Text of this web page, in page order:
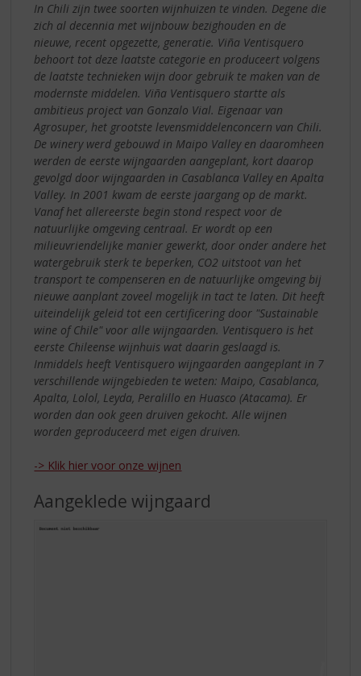
In Chili zijn twee soorten wijnhuizen te vinden. Degene die
zich al decennia met wijnbouw bezighouden en de
nieuwe, recent opgezette, generatie. Viña Ventisquero
behoort tot deze laatste categorie en produceert volgens
de laatste technieken wijn door gebruik te maken van de
modernste middelen. Viña Ventisquero startte als
ambitieus project van Gonzalo Vial. Eigenaar van
Agrosuper, het grootste levensmiddelenconcern van Chili.
De winery werd gebouwd in Maipo Valley en daaromheen
werden de eerste wijngaarden aangeplant, kort daarop
gevolgd door wijngaarden in Casablanca Valley en Apalta
Valley. In 2001 kwam de eerste jaargang op de markt.
Vanaf het allereerste begin stond respect voor de
natuurlijke omgeving centraal. Er wordt op een
milieuvriendelijke manier gewerkt, door onder andere het
watergebruik sterk te beperken, CO2 uitstoot van het
transport te compenseren en de natuurlijke omgeving bij
nieuwe aanplant zoveel mogelijk in tact te laten. Dit heeft
uiteindelijk geleid tot een certificering door "Sustainable
wine of Chile" voor alle wijngaarden. Ventisquero is het
eerste Chileense wijnhuis wat daarin geslaagd is.
Inmiddels heeft Ventisquero wijngaarden aangeplant in 7
verschillende wijngebieden te weten: Maipo, Casablanca,
Apalta, Lolol, Leyda, Peralillo en Huasco (Atacama). Er
worden dan ook geen druiven gekocht. Alle wijnen
worden geproduceerd met eigen druiven.
-> Klik hier voor onze wijnen
Aangeklede wijngaard